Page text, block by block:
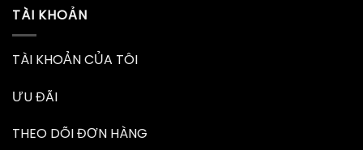
TÀI KHOẢN
TÀI KHOẢN CỦA TÔI
ƯU ĐÃI
THEO DÕI ĐƠN HÀNG